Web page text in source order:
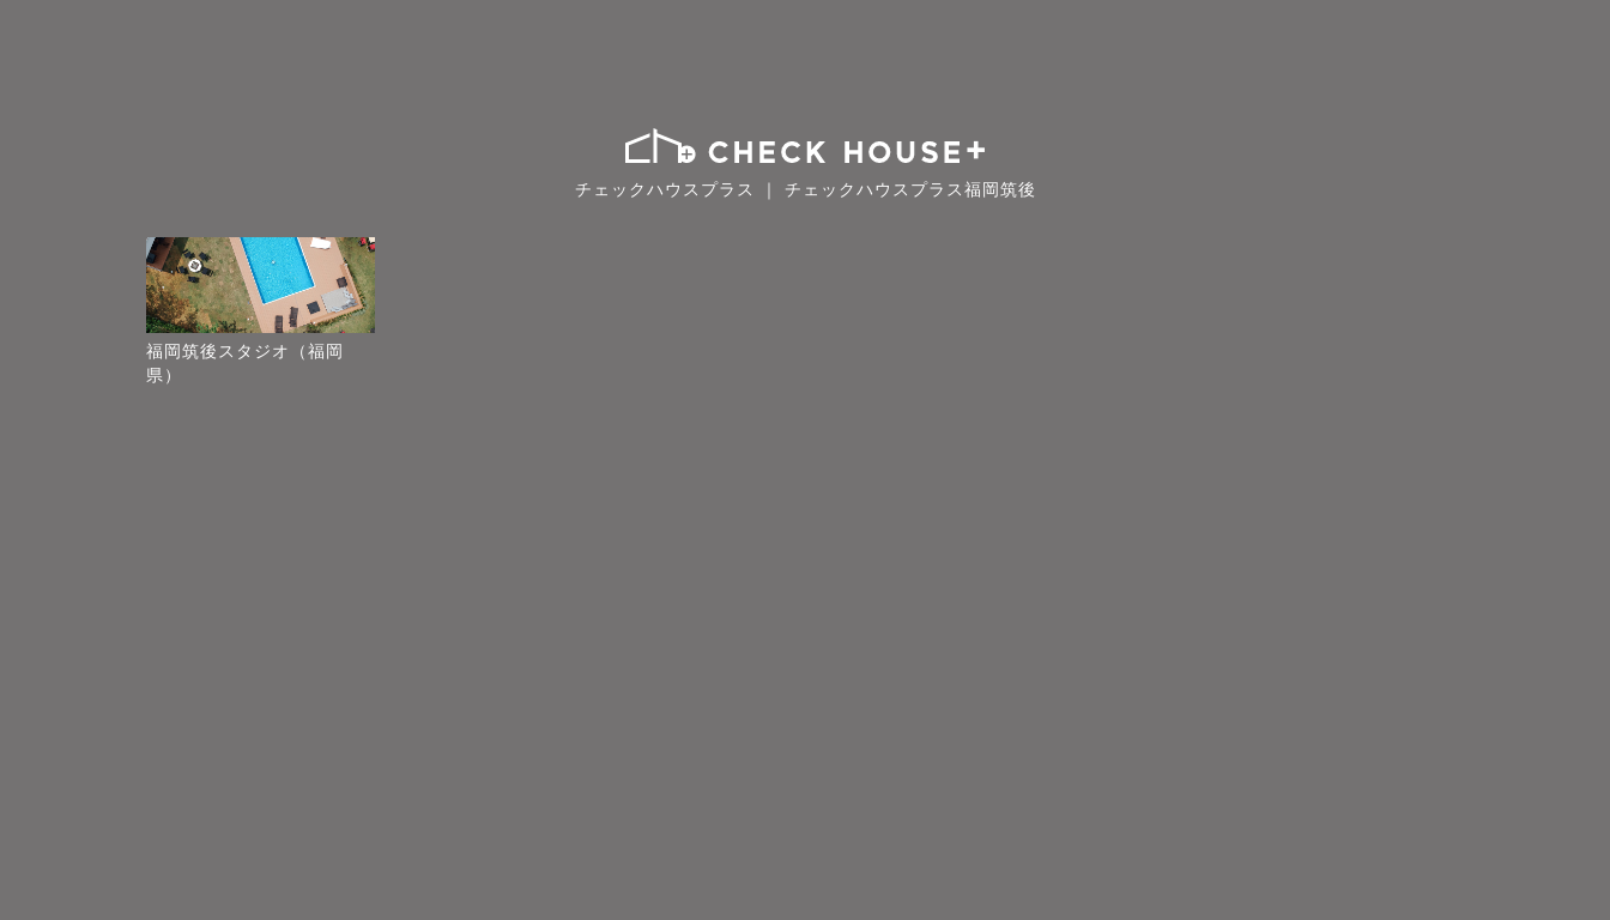
チェックハウスプラス ｜ チェックハウスプラス福岡筑後
福岡筑後スタジオ（福岡
県）